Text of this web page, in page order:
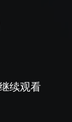
续观看